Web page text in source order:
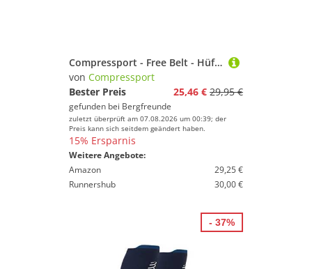
Compressport - Free Belt - Hüfttasche Gr XS/S schwarz
von Compressport
Bester Preis
25,46 € 29,95 €
gefunden bei Bergfreunde
zuletzt überprüft am 07.08.2026 um 00:39; der
Preis kann sich seitdem geändert haben.
15% Ersparnis
Weitere Angebote:
Amazon
29,25 €
Runnershub
30,00 €
- 37%